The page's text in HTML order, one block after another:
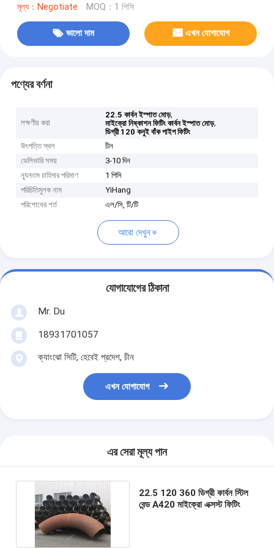
মূল্য：Negotiate MOQ：1 পিসি
ভালো দাম এখন যোগাযোগ
পণ্যের বর্ণনা
লক্ষণীয় করা
22.5 কার্বন ইস্পাত মোড়,
মাইক্রো নিষ্কাশন ফিটিং কার্বন ইস্পাত মোড়,
ডিগ্রী 120 কনুই বাঁক পাইপ ফিটিং
উৎপত্তি স্থল
চীন
ডেলিভারি সময়
3-10 দিন
ন্যূনতম চাহিদার পরিমাণ
1 পিসি
পরিচিতিমুলক নাম
YiHang
পরিশোধের শর্ত
এল/সি, টি/টি
আরো দেখুন
যোগাযোগের ঠিকানা
Mr. Du
18931701057
ক্যাংঝো সিটি, হেবেই প্রদেশ, চীন
এখন যোগাযোগ
এর সেরা মূল্য পান
22.5 120 360 ডিগ্রী কার্বন স্টিল
বেন্ড A420 মাইক্রো এক্সস্ট ফিটিং